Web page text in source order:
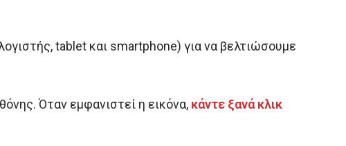
tablet και smartphone) για να βελτιώσουμε
Όταν εμφανιστεί η εικόνα, κάντε ξανά κλικ